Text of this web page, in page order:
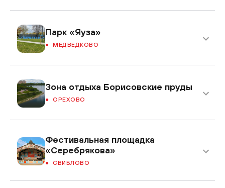
Парк «Яуза»
МЕДВЕДКОВО
Зона отдыха Борисовские пруды
ОРЕХОВО
Фестивальная площадка
«Серебрякова»
СВИБЛОВО